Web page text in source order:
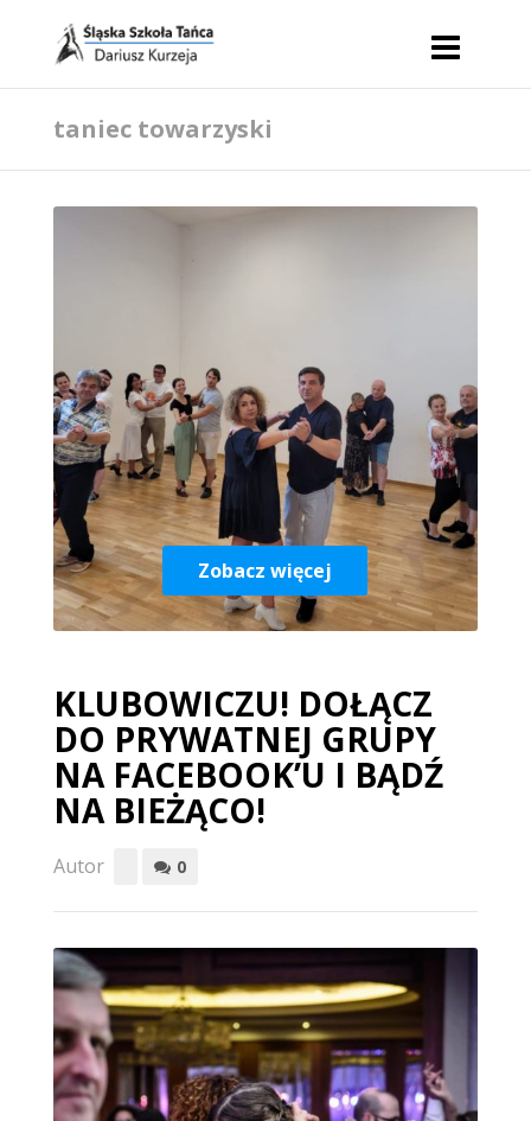
taniec towarzyski
Zobacz więcej
KLUBOWICZU! DOŁĄCZ
DO PRYWATNEJ GRUPY
NA FACEBOOK’U I BĄDŹ
NA BIEŻĄCO!
Autor 0